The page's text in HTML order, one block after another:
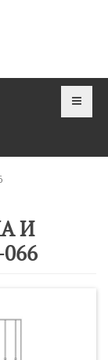
И